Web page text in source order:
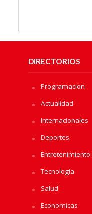
DIRECTORIOS
Programacion
Actualidad
Internacionales
Deportes
Entretenimiento
Tecnologia
Salud
Economicas